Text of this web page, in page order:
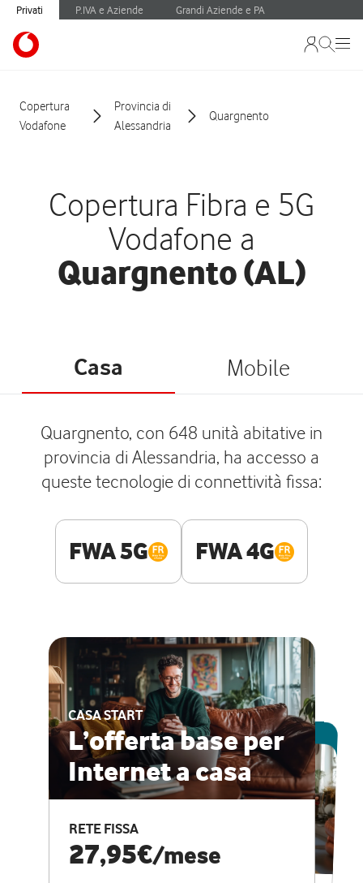
Privati P.IVA e Aziende Grandi Aziende e PA
Copertura
Vodafone
Provincia di
Alessandria
Quargnento
Copertura Fibra e 5G
Vodafone a
Quargnento (AL)
Casa Mobile
Quargnento, con 648 unità abitative in
provincia di Alessandria, ha accesso a
queste tecnologie di connettività fissa:
FWA 5G FWA 4G
CASA START
L’offerta base per
Internet a casa
RETE FISSA
27,95€/mese
ESCLUSIVA ONLINE
CASA PRO
Internet veloce e
vantaggi speciali